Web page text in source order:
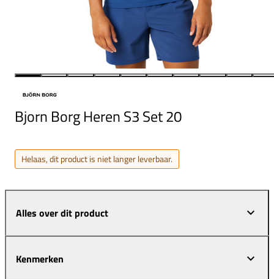
Bjorn Borg Heren S3 Set 20
Helaas, dit product is niet langer leverbaar.
Alles over dit product
Kenmerken